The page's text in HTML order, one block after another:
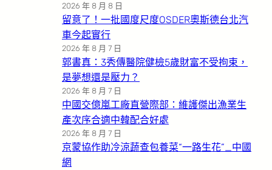
2026 年 8 月 8 日
留意了！一批國度尺度OSDER奧斯德台北汽
車今起實行
2026 年 8 月 7 日
郭書真：3秀傳醫院健檢5歲財富不受拘束，
是夢想還是壓力？
2026 年 8 月 7 日
中國交億嵐工廠直營際部：維護傑出漁業生
產次序合適中韓配合好處
2026 年 8 月 7 日
京蒙協作助冷涼蔬查包養菜“一路生花”_中國
網